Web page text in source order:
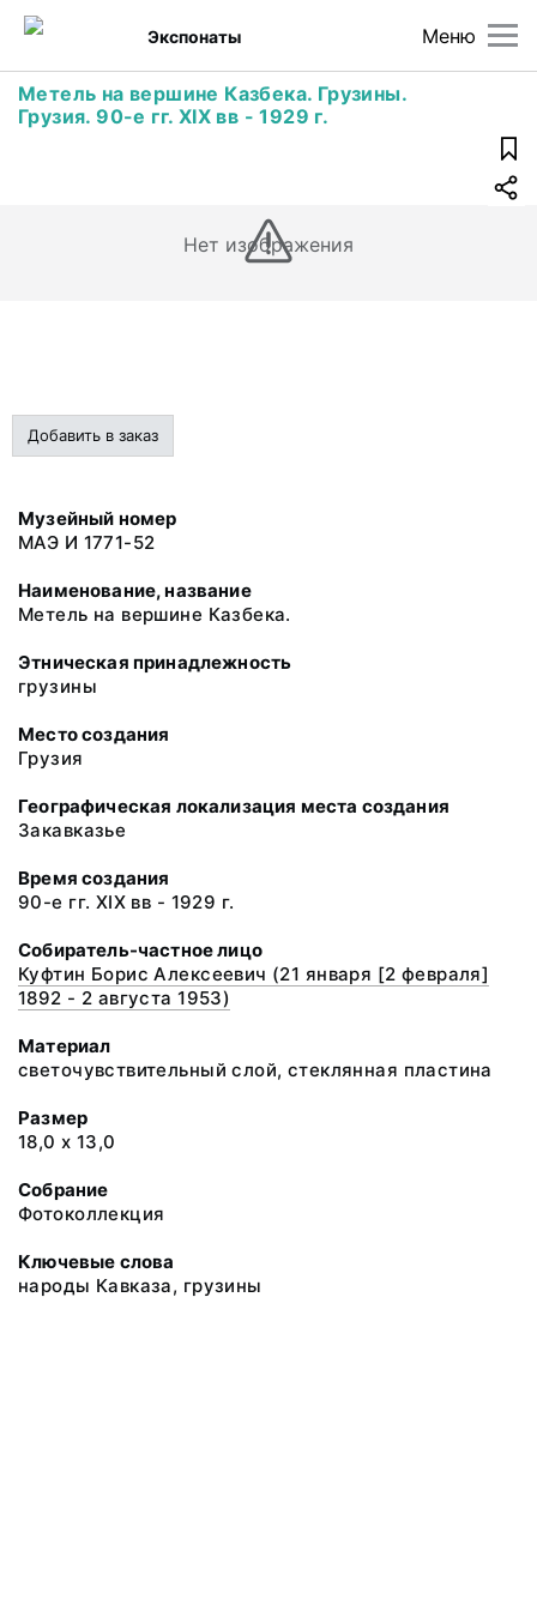
Меню
Экспонаты
Метель на вершине Казбека. Грузины.
Грузия. 90-е гг. XIX вв - 1929 г.
Нет изображения
Добавить в заказ
Музейный номер
МАЭ И 1771-52
Наименование, название
Метель на вершине Казбека.
Этническая принадлежность
грузины
Место создания
Грузия
Географическая локализация места создания
Закавказье
Время создания
90-е гг. XIX вв - 1929 г.
Собиратель-частное лицо
Куфтин Борис Алексеевич (21 января [2 февраля]
1892 - 2 августа 1953)
Материал
светочувствительный слой, стеклянная пластина
Размер
18,0 х 13,0
Собрание
Фотоколлекция
Ключевые слова
народы Кавказа, грузины